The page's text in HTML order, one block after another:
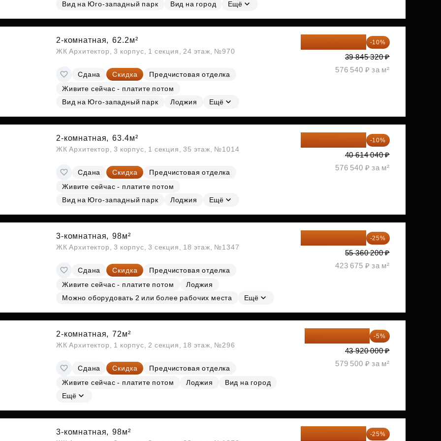
СубсидииВид на Юго-западный парк
Вид на город Ещё
2-комнатная, 62.2м²
ЖК Архитектор, 3 корпус, 1 секция, 24 этаж, №970
Сдана Скидка
Предчистовая отделка
Живите сейчас - платите потом
Вид на Юго-западный парк
Лоджия Ещё
-10%
39 845 320 ₽
576 540 ₽ за м²
2-комнатная, 63.4м²
ЖК Архитектор, 3 корпус, 1 секция, 35 этаж, №1014
Сдана Скидка
Предчистовая отделка
Живите сейчас - платите потом
Вид на Юго-западный парк
Лоджия Ещё
-10%
40 614 040 ₽
576 540 ₽ за м²
3-комнатная, 98м²
ЖК Архитектор, 3 корпус, 3 секция, 18 этаж, №1347
Сдана Скидка
Предчистовая отделка
Живите сейчас - платите потом
Лоджия
Можно оборудовать 2 или более рабочих места
Ещё
-25%
55 360 200 ₽
423 675 ₽ за м²
2-комнатная, 72м²
ЖК Архитектор, 1 корпус, 2 секция, 18 этаж, №296
Сдана Скидка
Предчистовая отделка
Живите сейчас - платите потом
Лоджия
Вид на город
Ещё
41 724 000 ₽ -5%
43 920 000 ₽
579 500 ₽ за м²
3-комнатная, 98м² -25%